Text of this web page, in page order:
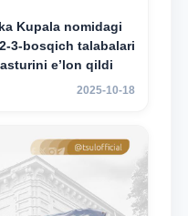
Kupala nomidagi
e’lon qildi
2025-10-18